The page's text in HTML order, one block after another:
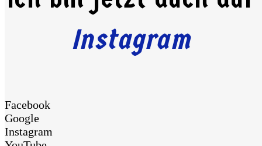
Instagram
Facebook
Google
Instagram